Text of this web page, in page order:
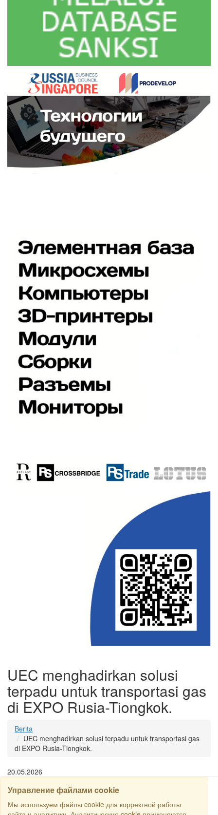
UEC menghadirkan solusi
terpadu untuk transportasi gas
di EXPO Rusia-Tiongkok.
Berita
UEC menghadirkan solusi terpadu untuk transportasi gas
di EXPO Rusia-Tiongkok.
20.05.2026
Управление файлами cookie
Мы используем файлы cookie для корректной работыCARI